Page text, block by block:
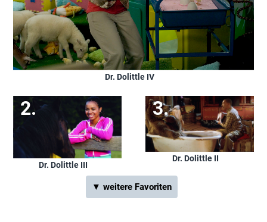
Dr. Dolittle IV
Dr. Dolittle III
Dr. Dolittle II
▼ weitere Favoriten